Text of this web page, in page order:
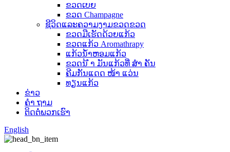
ຂວດເບຍ
ຂວດ Champagne
ຊີວິດແລະຄວາມງາມຂວດຂວດ
ຂວດມືເຮັດດ້ວຍແກ້ວ
ຂວດແກ້ວ Aromathrapy
ແກ້ວນໍ້າຫອມແກ້ວ
ຂວດນ້ ຳ ມັນແກ້ວທີ່ ສຳ ຄັນ
ຄີມກັນແດດ ໜ້າ ແວ່ນ
ທຽນແກ້ວ
ຂ່າວ
ຄຳ ຖາມ
ຕິດ​ຕໍ່​ພວກ​ເຮົາ
English